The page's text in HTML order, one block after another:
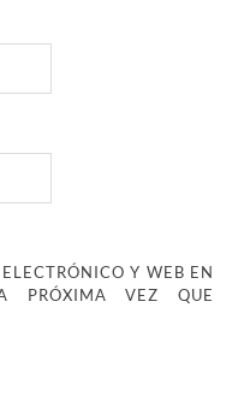
Y WEB EN
PRÓXIMA VEZ QUE